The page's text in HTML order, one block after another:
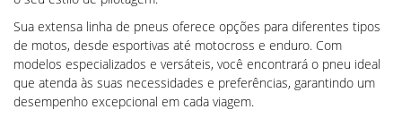
Sua extensa linha de pneus oferece opções para diferentes tipos
de motos, desde esportivas até motocross e enduro. Com
modelos especializados e versáteis, você encontrará o pneu ideal
que atenda às suas necessidades e preferências, garantindo um
desempenho excepcional em cada viagem.